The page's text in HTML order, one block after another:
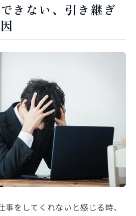
きない、引き継ぎ
をしてくれないと感じる時、